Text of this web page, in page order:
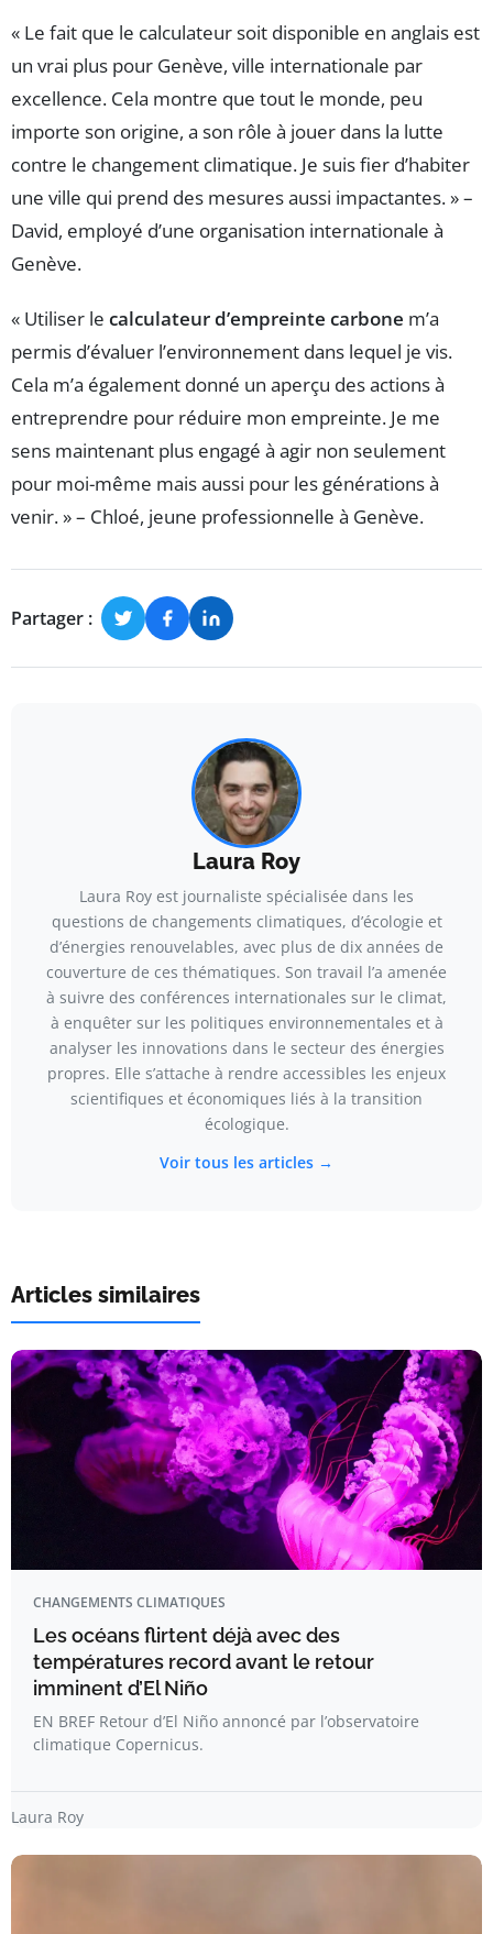
« Le fait que le calculateur soit disponible en anglais est
un vrai plus pour Genève, ville internationale par
excellence. Cela montre que tout le monde, peu
importe son origine, a son rôle à jouer dans la lutte
contre le changement climatique. Je suis fier d’habiter
une ville qui prend des mesures aussi impactantes. » –
David, employé d’une organisation internationale à
Genève.
« Utiliser le calculateur d’empreinte carbone m’a
permis d’évaluer l’environnement dans lequel je vis.
Cela m’a également donné un aperçu des actions à
entreprendre pour réduire mon empreinte. Je me
sens maintenant plus engagé à agir non seulement
pour moi-même mais aussi pour les générations à
venir. » – Chloé, jeune professionnelle à Genève.
Partager :
Laura Roy
Laura Roy est journaliste spécialisée dans les
questions de changements climatiques, d’écologie et
d’énergies renouvelables, avec plus de dix années de
couverture de ces thématiques. Son travail l’a amenée
à suivre des conférences internationales sur le climat,
à enquêter sur les politiques environnementales et à
analyser les innovations dans le secteur des énergies
propres. Elle s’attache à rendre accessibles les enjeux
scientifiques et économiques liés à la transition
écologique.
Voir tous les articles →
Articles similaires
CHANGEMENTS CLIMATIQUES
Les océans flirtent déjà avec des
températures record avant le retour
imminent d’El Niño
EN BREF Retour d’El Niño annoncé par l’observatoire
climatique Copernicus.
Laura Roy